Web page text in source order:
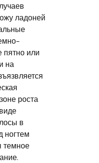
ладоней
пятно или
на
роста
в
ногтем
темное